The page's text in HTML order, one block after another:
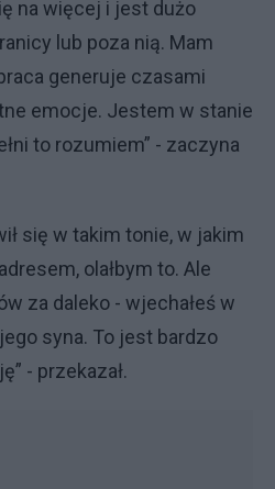
na więcej i jest dużo
lub poza nią. Mam
generuje czasami
emocje. Jestem w stanie
to rozumiem” - zaczyna
się w takim tonie, w jakim
olałbym to. Ale
za daleko - wjechałeś w
syna. To jest bardzo
- przekazał.